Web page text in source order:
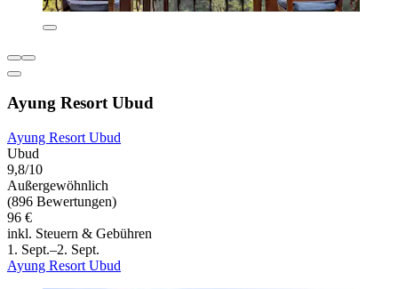
Ayung Resort Ubud
Ayung Resort Ubud
Ubud
9,8/10
Außergewöhnlich
(896 Bewertungen)
96 €
inkl. Steuern & Gebühren
1. Sept.–2. Sept.
Ayung Resort Ubud